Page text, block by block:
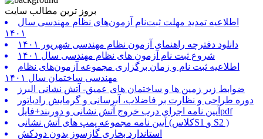
بروز ترین مطالب سایت
اطلاعیه تمدید مهلت ثبت‌نام آزمون‌های نظام مهندسی سال
۱۴۰۱
دانلود دفترچه راهنمای آزمون نظام مهندسی شهریور ۱۴۰۱
شروع ثبت نام آزمون های نظام مهندسی سال ۱۴۰۱
اطلاعیه ثبت نام و زمان برگزاری مجموعه آزمون‌های نظام
مهندسی ساختمان سال ۱۴۰۱
ضوابط زیر زمین ها و ساختمان های عمیق- آتش نشانی البرز
دوره طراحی و نظارت بر فاضلاب، آبرسانی و گرمایش رادیاتور
آیین نامه اجرای درب خروج آتش نشانی و دوربند+فایلpdf
آیین نامه مجموعه پمپ های آتش نشانی (کلاسS1 و S2 )
استاندارد بخاری گازسوز بدون دودکش